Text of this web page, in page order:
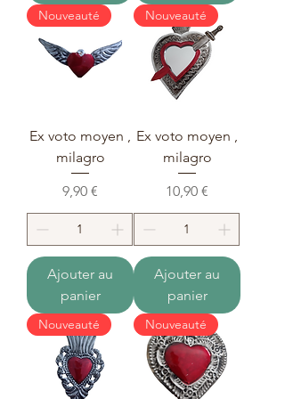
Nouveauté
Ex voto moyen ,
milagro
Prix
9,90 €
Ajouter au
panier
Nouveauté
Ex voto moyen ,
milagro
Prix
10,90 €
Ajouter au
panier
Nouveauté Nouveauté